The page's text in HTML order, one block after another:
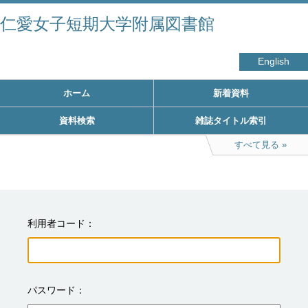
仁愛女子短期大学附属図書館
English
ホーム 新着資料
資料検索 雑誌タイトル索引
すべて見る
利用者コード
パスワード